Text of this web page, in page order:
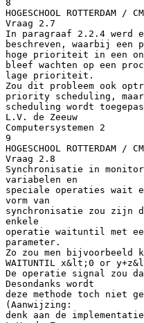
8
HOGESCHOOL ROTTERDAM /
Vraag 2.7
In paragraaf 2.2.4 werd
beschreven, waarbij een
hoge prioriteit in een
bleef wachten op een
lage prioriteit.
Zou dit probleem ook
priority scheduling,
scheduling wordt
L.V. de Zeeuw
Computersystemen 2
9
HOGESCHOOL ROTTERDAM /
Vraag 2.8
Synchronisatie in
variabelen en
speciale operaties wait
vorm van
synchronisatie zou zijn
enkele
operatie waituntil met
parameter.
Zo zou men bijvoorbeeld
WAITUNTIL x&lt;0 or
De operatie signal zou
Desondanks wordt
deze methode toch niet
(Aanwijzing:
denk aan de